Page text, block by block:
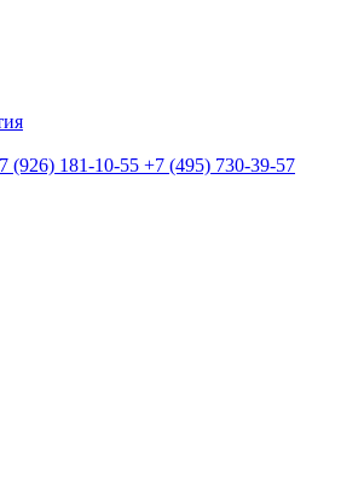
(926) 181-10-55 +7 (495) 730-39-57